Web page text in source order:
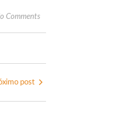
Comments
post